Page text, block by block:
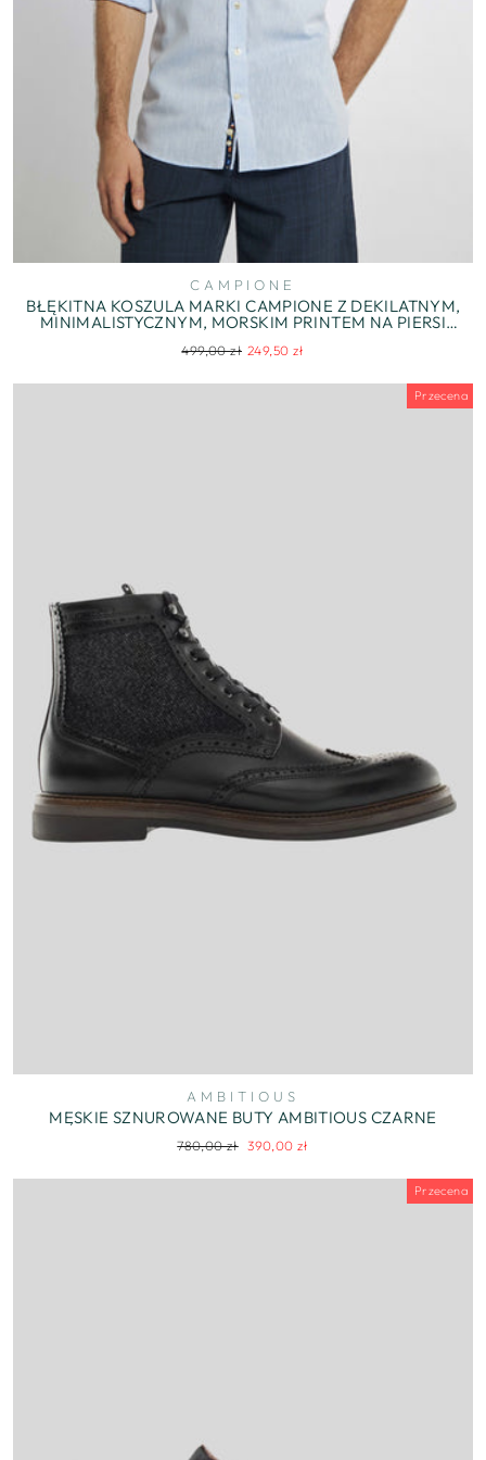
CAMPIONE
BŁĘKITNA KOSZULA MARKI CAMPIONE Z DEKILATNYM,
MINIMALISTYCZNYM, MORSKIM PRINTEM NA PIERSI
Regularna
499,00 zł Cena
249,50 zł
Przecena
AMBITIOUS
MĘSKIE SZNUROWANE BUTY AMBITIOUS CZARNE
Regularna
780,00 zł Cena
390,00 zł
Przecena